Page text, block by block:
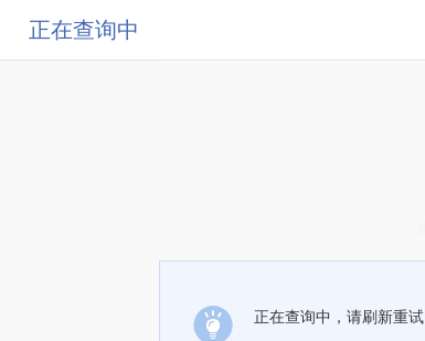
正在查询中
正在查询中，请刷新重试